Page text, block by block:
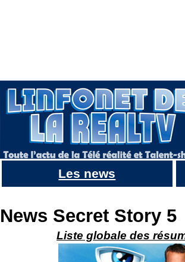
Les news
News Secret Story 5
Liste globale des